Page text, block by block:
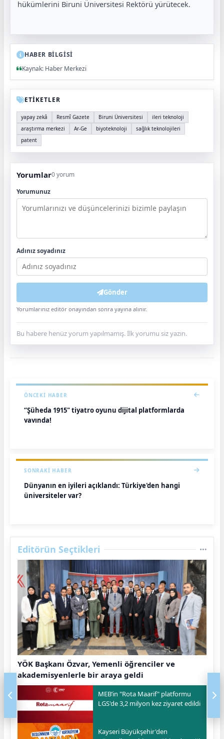
hükümlerini Biruni Üniversitesi Rektörü yürütecek.
HABER BİLGİSİ
Kaynak: Haber Merkezi
ETİKETLER
yapay zekâ Resmî Gazete Biruni Üniversitesi
ileri teknoloji
araştırma merkezi
Ar-Ge biyoteknoloji
sağlık teknolojileri
patent
Yorumlar0 yorum
Yorumunuz
Adınız soyadınız
Gönder
Yorumlarınız editör onayından sonra yayına alınır.
Bu habere henüz yorum yapılmamış. İlk yorumu siz yazın.
ÖNCEKI HABER
“Şüheda 1915" tiyatro oyunu dijital platformlarda
yayında!
SONRAKI HABER
Dünyanın en iyileri açıklandı: Türkiye'den hangi
üniversiteler var?
Editörün Seçtikleri
YÖK Başkanı Özvar, Yemenli öğrenciler ve
akademisyenlerle bir araya geldi
MEB’in "Rota Maarif" platformu
LGS'de 3,2 milyon kez ziyaret edildi
Kayseri Büyükşehir'den